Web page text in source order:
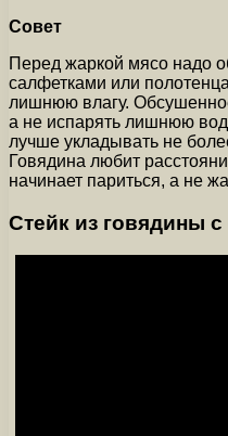
Совет
Перед жаркой мясо надо
салфетками или
лишнюю влагу.
а не испарять лишнюю
лучше укладывать не
Говядина любит
начинает париться, а не
Стейк из говядины